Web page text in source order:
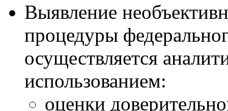
Выявление
процедуры
осуществляется
использованием:
оценки